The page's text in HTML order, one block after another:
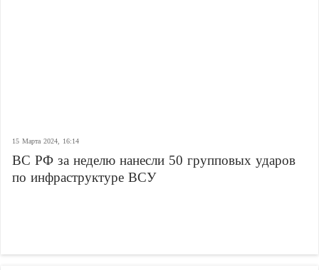
15 Марта 2024, 16:14
ВС РФ за неделю нанесли 50 групповых ударов
по инфраструктуре ВСУ